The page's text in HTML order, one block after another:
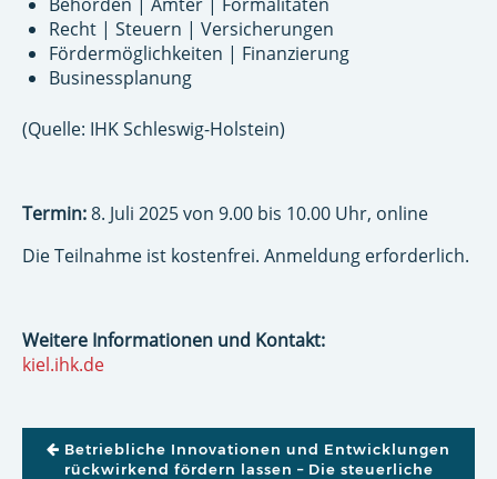
Recht | Steuern | Versicherungen
Fördermöglichkeiten | Finanzierung
Businessplanung
(Quelle: IHK Schleswig-Holstein)
Termin:8. Juli 2025 von 9.00 bis 10.00 Uhr, online
Die Teilnahme ist kostenfrei. Anmeldung erforderlich.
Weitere Informationen und Kontakt:
kiel.ihk.de
BEITRAGSNAVIGATION
Betriebliche Innovationen und Entwicklungen
rückwirkend fördern lassen – Die steuerliche